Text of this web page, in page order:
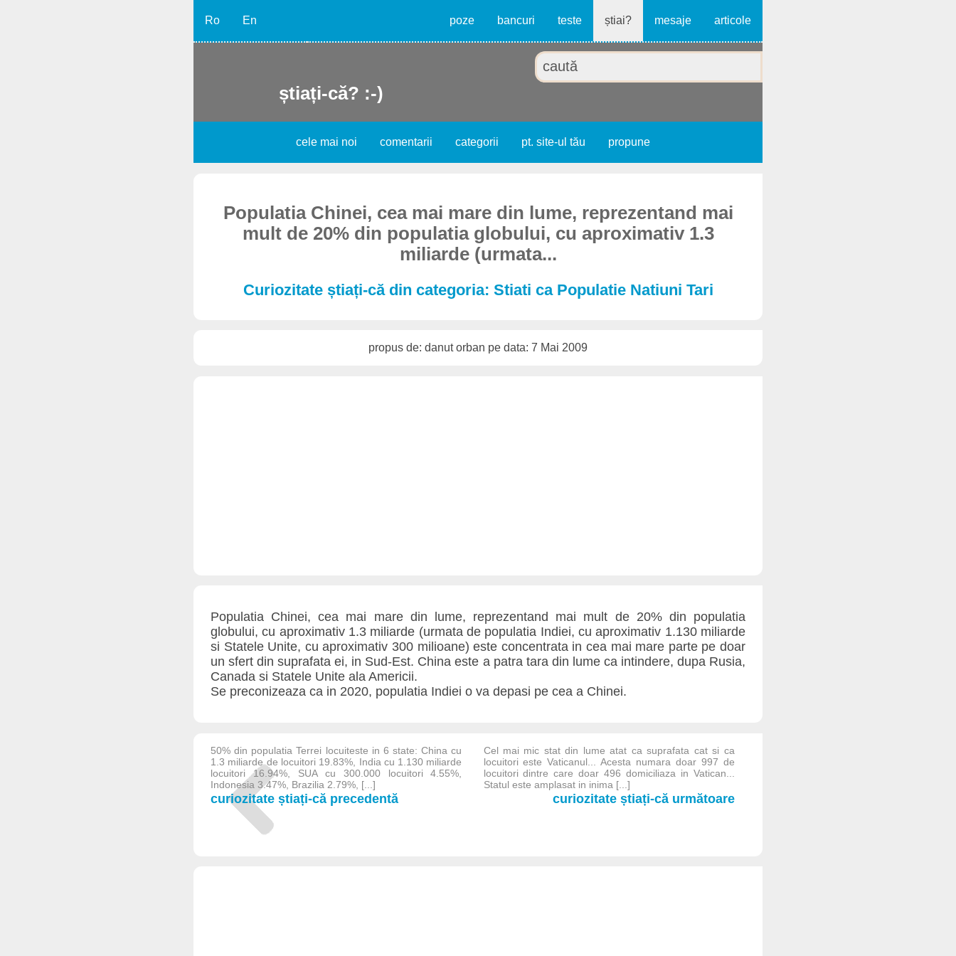
Ro En poze bancuri teste știai? mesaje articole
știați-că? :-)
cele mai noi comentarii categorii pt. site-ul tău propune
Populatia Chinei, cea mai mare din lume, reprezentand mai
mult de 20% din populatia globului, cu aproximativ 1.3
miliarde (urmata...
Curiozitate știați-că din categoria: Stiati ca Populatie Natiuni Tari
propus de: danut orban pe data: 7 Mai 2009
Populatia Chinei, cea mai mare din lume, reprezentand mai mult de 20% din populatia
globului, cu aproximativ 1.3 miliarde (urmata de populatia Indiei, cu aproximativ 1.130 miliarde
si Statele Unite, cu aproximativ 300 milioane) este concentrata in cea mai mare parte pe doar
un sfert din suprafata ei, in Sud-Est. China este a patra tara din lume ca intindere, dupa Rusia,
Canada si Statele Unite ala Americii.
Se preconizeaza ca in 2020, populatia Indiei o va depasi pe cea a Chinei.
50% din populatia Terrei locuiteste in 6 state: China cu
1.3 miliarde de locuitori 19.83%, India cu 1.130 miliarde
locuitori 16.94%, SUA cu 300.000 locuitori 4.55%,
Indonesia 3.47%, Brazilia 2.79%, [...]
curiozitate știați-că precedentă
Cel mai mic stat din lume atat ca suprafata cat si ca
locuitori este Vaticanul... Acesta numara doar 997 de
locuitori dintre care doar 496 domiciliaza in Vatican...
Statul este amplasat in inima [...]
curiozitate știați-că următoare